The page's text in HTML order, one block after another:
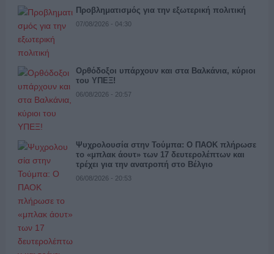
Προβληματισμός για την εξωτερική πολιτική
07/08/2026 - 04:30
Ορθόδοξοι υπάρχουν και στα Βαλκάνια, κύριοι
του ΥΠΕΞ!
06/08/2026 - 20:57
Ψυχρολουσία στην Τούμπα: Ο ΠΑΟΚ πλήρωσε
το «μπλακ άουτ» των 17 δευτερολέπτων και
τρέχει για την ανατροπή στο Βέλγιο
06/08/2026 - 20:53